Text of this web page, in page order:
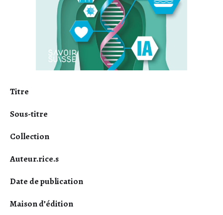
Titre
Sous-titre
Collection
Auteur.rice.s
Date de publication
Maison d’édition